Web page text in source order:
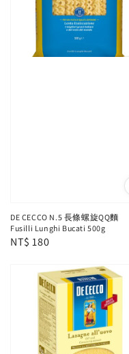
DE CECCO N.5 長條螺旋QQ麵
Fusilli Lunghi Bucati 500g
Regular
NT$ 180